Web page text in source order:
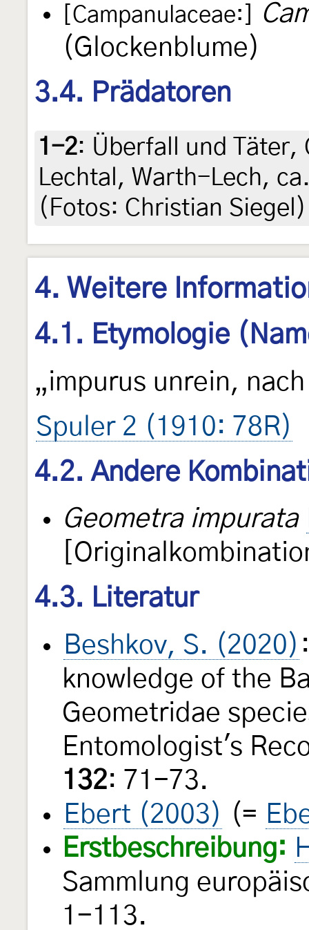
[Campanulaceae:]
(Glockenblume)
3.4. Prädatoren
1-2: Überfall und Täter,
Lechtal, Warth-Lech,
(Fotos: Christian Siegel)
4. Weitere
4.1. Etymologie
„impurus unrein,
Spuler 2 (1910: 78R)
4.2. Andere
Geometra impurata
4.3. Literatur
Beshkov, S. (2020)
knowledge of the
Geometridae
Entomologist's
132: 71-73.
Ebert (2003) (=
Erstbeschreibung:
Sammlung
1-113.